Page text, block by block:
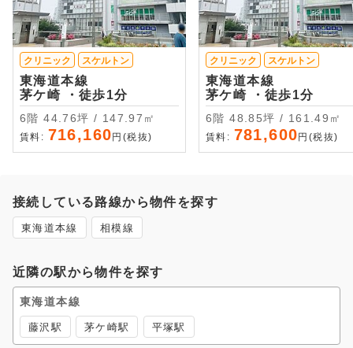
クリニック スケルトン
東海道本線
茅ケ崎 ・徒歩1分
6階 44.76坪 / 147.97㎡
賃料: 716,160 円(税抜)
クリニック スケルトン
東海道本線
茅ケ崎 ・徒歩1分
6階 48.85坪 / 161.49㎡
賃料: 781,600 円(税抜)
接続している路線から物件を探す
東海道本線 相模線
近隣の駅から物件を探す
東海道本線
藤沢駅 茅ケ崎駅 平塚駅